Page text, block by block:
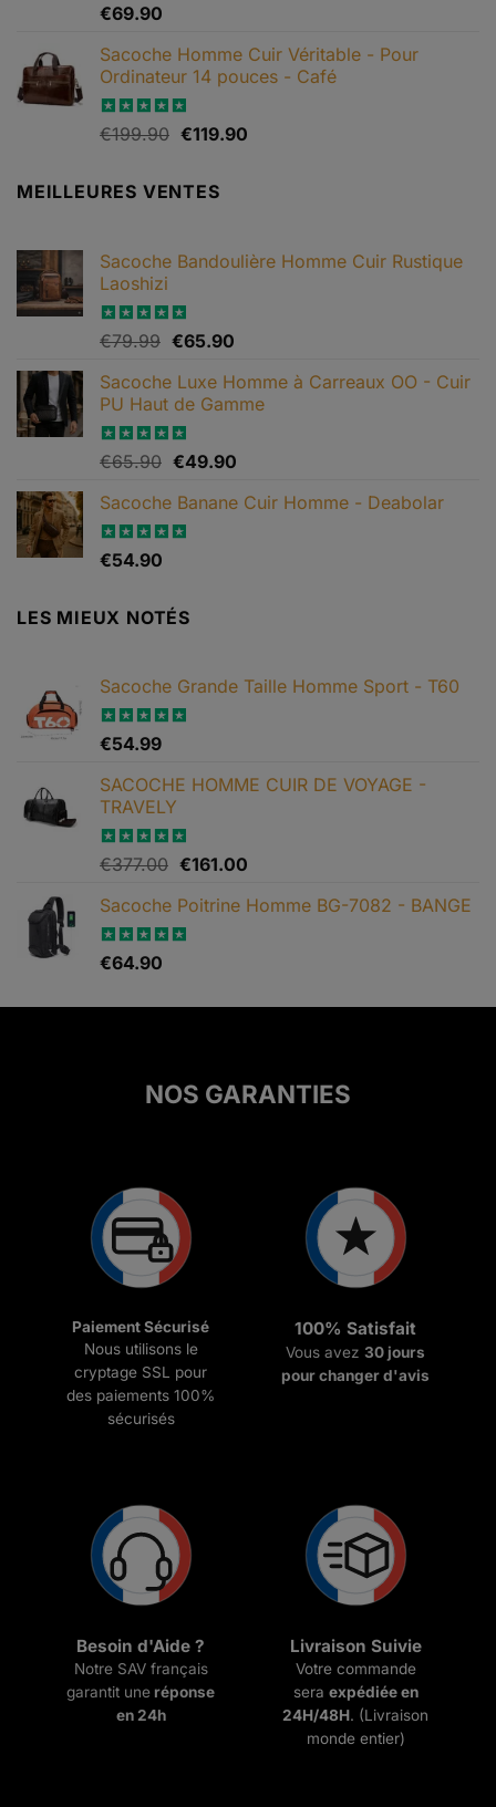
Note4.67
€69.90
Sacoche Homme Cuir Véritable - Pour
Ordinateur 14 pouces - Café
Note5.00
€199.90 Le
initial
était :
€119.90Le
MEILLEURES VENTES
Sacoche Bandoulière Homme Cuir Rustique
Laoshizi
Note4.88
€79.99 Le
initial
était :
€79.99.
€65.90Le
actuel
est :
Sacoche Luxe Homme à Carreaux OO - Cuir
PU Haut de Gamme
Note4.82
€65.90 Le
initial
était :
€49.90Le
actuel
Sacoche Banane Cuir Homme - Deabolar
Note4.79
€54.90
LES MIEUX NOTÉS
Sacoche Grande Taille Homme Sport - T60
Note5.00
€54.99
SACOCHE HOMME CUIR DE VOYAGE -
TRAVELY
Note5.00
€377.00 Le
initial
était :
€161.00Le
actuel
Sacoche Poitrine Homme BG-7082 - BANGE
Note5.00
€64.90
NOS GARANTIES
Paiement Sécurisé
Nous utilisons le
cryptage SSL pour
des paiements 100%
sécurisés
100% Satisfait
Vous avez 30 jours
pour changer d'avis
Besoin d'Aide ?
Notre SAV français
garantit une réponse
en 24h
Livraison Suivie
Votre commande
sera expédiée en
24H/48H. (Livraison
monde entier)